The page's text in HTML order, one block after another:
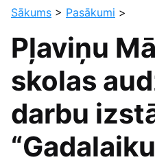
Sākums > Pasākumi >
Pļaviņu
skolas
darbu